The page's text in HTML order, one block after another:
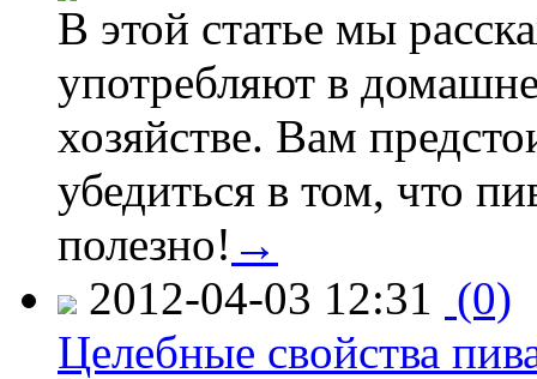
В этой статье мы
употребляют в
хозяйстве. Вам
убедиться в том, что
полезно! →
2012-04-03 12:31 (0)
Целебные свойства